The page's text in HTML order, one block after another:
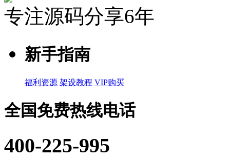
专注源码分享6年
新手指南
福利资源 架设教程 VIP购买
全国免费热线电话
400-225-995